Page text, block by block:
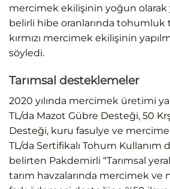
mercimek ekilişinin yoğun olarak
belirli hibe oranlarında
kırmızı mercimek ekilişinin
söyledi.
Tarımsal desteklemeler
2020 yılında mercimek üretimi
TL/da Mazot Gübre Desteği, 50
Desteği, kuru fasulye ve
TL/da Sertifikalı Tohum Kullanım
belirten Pakdemirli “Tarımsal
tarım havzalarında mercimek